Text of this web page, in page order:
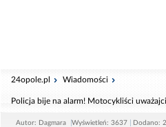
24opole.pl Wiadomości
Policja bije na alarm! Motocykliści
Autor: Dagmara Wyświetleń: 3637 Dodano: